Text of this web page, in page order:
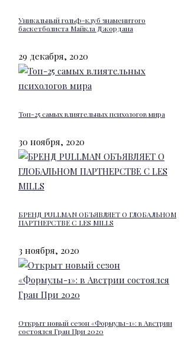
Уникальный гольф-клуб знаменитого
баскетболиста Майкла Джордана
29 декабря, 2020
Топ-25 самых влиятельных психологов мира
30 ноября, 2020
БРЕНД PULLMAN ОБЪЯВЛЯЕТ О ГЛОБАЛЬНОМ
ПАРТНЕРСТВЕ С LES MILLS
3 ноября, 2020
Открыт новый сезон «Формулы-1»: в Австрии
состоялся Гран При 2020